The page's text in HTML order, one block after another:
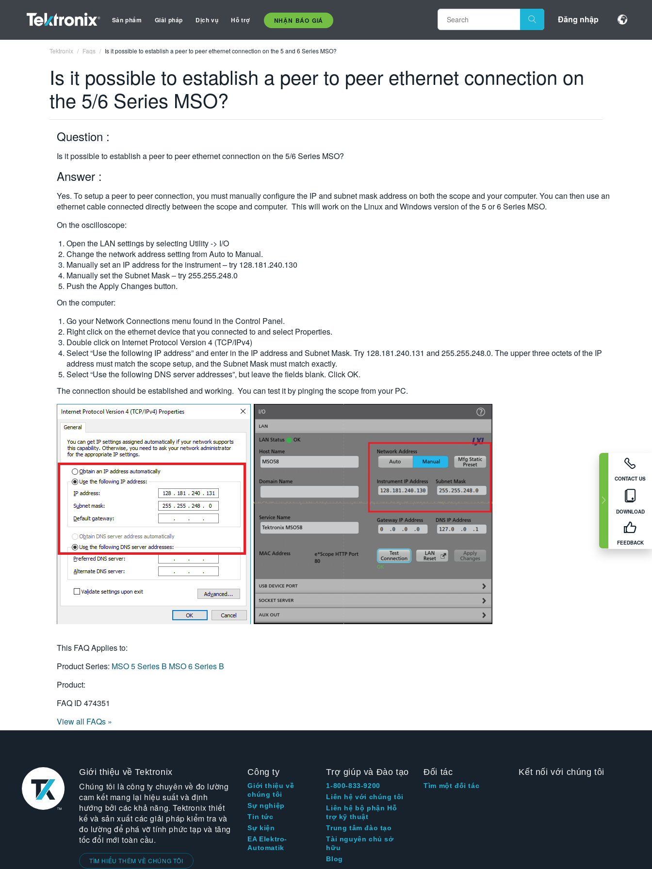
Sản phẩm Giải pháp Dịch vụ Hỗ trợ NHẬN BÁO GIÁ Đăng nhập
CONTACT US
DOWNLOAD
FEEDBACK
Tektronix Faqs Is it possible to establish a peer to peer ethernet connection on the 5 and 6 Series MSO?
Is it possible to establish a peer to peer ethernet connection on
the 5/6 Series MSO?
Question :
Is it possible to establish a peer to peer ethernet connection on the 5/6 Series MSO?
Answer :
Yes. To setup a peer to peer connection, you must manually configure the IP and subnet mask address on both the scope and your computer. You can then use an
ethernet cable connected directly between the scope and computer. This will work on the Linux and Windows version of the 5 or 6 Series MSO.
On the oscilloscope:
Open the LAN settings by selecting Utility -> I/O
Change the network address setting from Auto to Manual.
Manually set an IP address for the instrument – try 128.181.240.130
Manually set the Subnet Mask – try 255.255.248.0
Push the Apply Changes button.
On the computer:
Go your Network Connections menu found in the Control Panel.
Right click on the ethernet device that you connected to and select Properties.
Double click on Internet Protocol Version 4 (TCP/IPv4)
Select “Use the following IP address” and enter in the IP address and Subnet Mask. Try 128.181.240.131 and 255.255.248.0. The upper three octets of the IP
address must match the scope setup, and the Subnet Mask must match exactly.
Select “Use the following DNS server addresses”, but leave the fields blank. Click OK.
The connection should be established and working. You can test it by pinging the scope from your PC.
This FAQ Applies to:
Product Series: MSO 5 Series B MSO 6 Series B
Product:
FAQ ID 474351
View all FAQs »
Giới thiệu về Tektronix
Chúng tôi là công ty chuyên về đo lường
cam kết mang lại hiệu suất và định
hướng bởi các khả năng. Tektronix thiết
kế và sản xuất các giải pháp kiểm tra và
đo lường để phá vỡ tính phức tạp và tăng
tốc đổi mới toàn cầu.
TÌM HIỂU THÊM VỀ CHÚNG TÔI
Công ty
Giới thiệu về
chúng tôi
Sự nghiệp
Tin tức
Sự kiện
EA Elektro-
Automatik
Trợ giúp và Đào tạo
1-800-833-9200
Liên hệ với chúng tôi
Liên hệ bộ phận Hỗ
trợ kỹ thuật
Trung tâm đào tạo
Tài nguyên chủ sở
hữu
Blog
Đối tác
Tìm một đối tác
Kết nối với chúng tôi